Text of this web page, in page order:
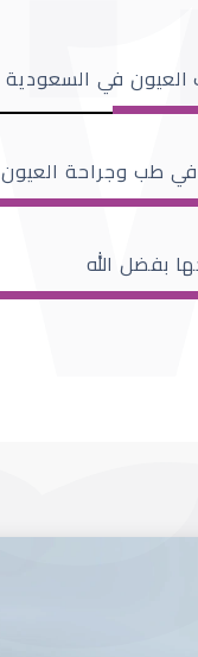
في السعودية
في طب وجراحة العيون
بفضل الله